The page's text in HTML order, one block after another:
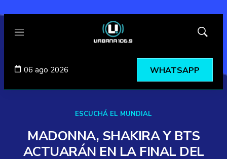
Menú
Mostrar
06 ago 2026 WHATSAPP
ESCUCHÁ EL MUNDIAL
MADONNA, SHAKIRA Y BTS
ACTUARÁN EN LA FINAL DEL